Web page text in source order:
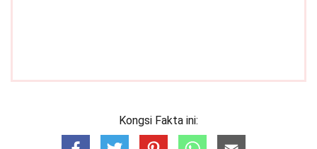
Kongsi Fakta ini: